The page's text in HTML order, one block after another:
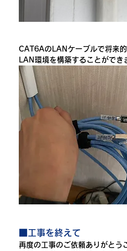
CAT6AのLANケーブルで将来
LAN環境を構築することができ
■工事を終えて
再度の工事のご依頼ありがとう